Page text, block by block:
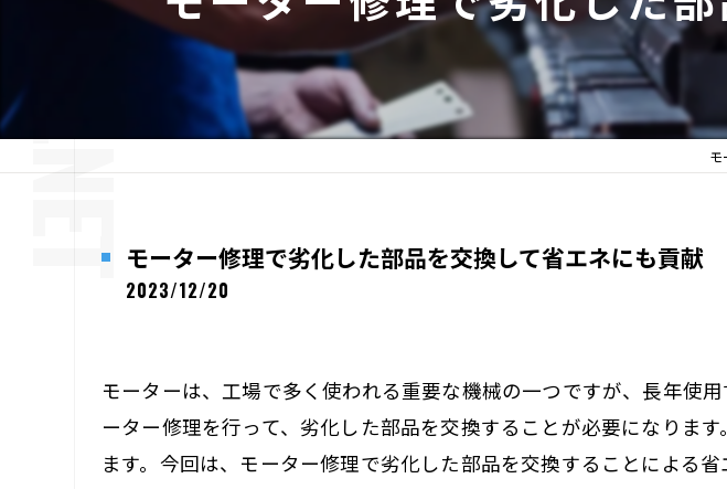
モ
モーター修理で劣化した部品を交換して省エネにも貢献
2023/12/20
モーターは、工場で多く使われる重要な機械の一つですが、長年使
ーター修理を行って、劣化した部品を交換することが必要になりま
ます。今回は、モーター修理で劣化した部品を交換することによる省